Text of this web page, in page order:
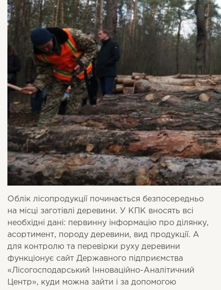
Облік лісопродукції починається безпосередньо
на місці заготівлі деревини. У КПК вносять всі
необхідні дані: первинну інформацію про ділянку,
асортимент, породу деревини, вид продукції. А
для контролю та перевірки руху деревини
функціонує сайт Державного підприємства
«Лісогосподарський Інноваційно-Аналітичний
Центр», куди можна зайти і за допомогою